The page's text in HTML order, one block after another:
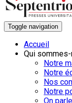
Toggle navigation
Accueil
Qui sommes-
Notre
Notre
Nos
Notre
On